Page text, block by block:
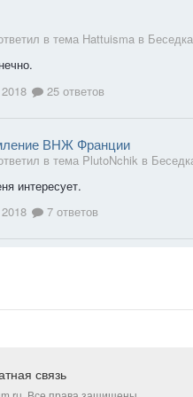
в тема Hattuisma в Беседка
25 ответов
ВНЖ Франции
в тема PlutoNchik в
интересует.
7 ответов
связь